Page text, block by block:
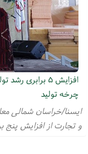
چرخه تولید
ایسنا/خراسان شمالی
و تجارت از افزایش پنج